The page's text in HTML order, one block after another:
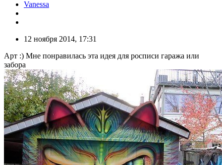
Vanessa
12 ноября 2014, 17:31
Арт :) Мне понравилась эта идея для росписи гаража или
забора